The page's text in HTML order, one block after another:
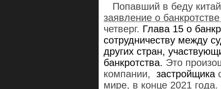
Попавший в беду
заявление о
четверг. Глава 15 о
сотрудничеству между
других стран,
банкротства. Это
компании, застройщика
мире, в конце 2021 года.